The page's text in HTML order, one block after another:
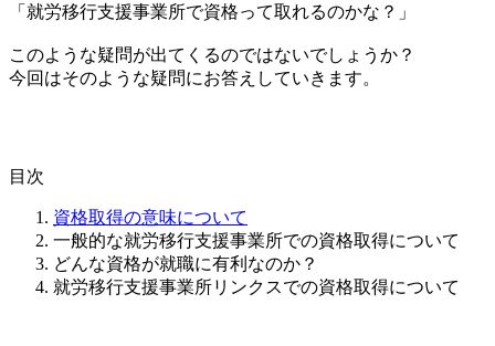
「就労移行支援事業所で資格って取れるのかな？」
このような疑問が出てくるのではないでしょうか？
今回はそのような疑問にお答えしていきます。
目次
資格取得の意味について
一般的な就労移行支援事業所での資格取得について
どんな資格が就職に有利なのか？
就労移行支援事業所リンクスでの資格取得について